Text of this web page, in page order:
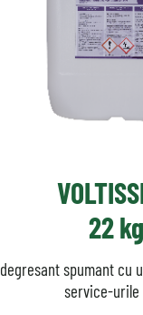
22 kg
degresant spumant cu
service-urile